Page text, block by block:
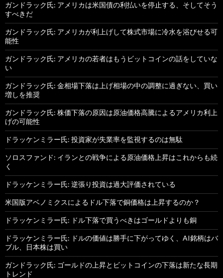
ガンドラック氏: アメリカは米国債の利払いを停止する、そしてそう
すべきだ
ガンドラック氏: アメリカが利上げして株式市場に冷水を浴びせる可
能性
ガンドラック氏: アメリカの若者はもうビットコインの話をしていな
い
ガンドラック氏: 金相場下落は上げ相場の中の調整に過ぎない、買い
増しを推奨
ガンドラック氏: 株価下落の原因は原油価格高騰によるアメリカ利上
げの可能性
ドラッケンミラー氏: 投資家が失業率を監視するのは無駄
ソロスファンド: イランとの戦争による原油価格上昇はこれからも続
く
ドラッケンミラー氏: 逆張り投資は過大評価されている
米国版アベノミクスによるドル下落で銅価格は上昇するのか？
ドラッケンミラー氏: ドル下落で買うべきはゴールドよりも銅
ドラッケンミラー氏: ドルの価値は勝手に下がってゆく、AI銘柄はバ
ブル、日本株は買い
ガンドラック氏: ゴールドの上昇とビットコインの下落は新たな長期
トレンド